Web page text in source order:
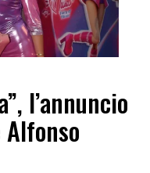
l’annuncio